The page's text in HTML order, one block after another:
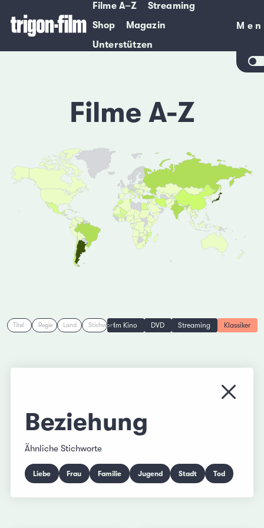
Filme A–Z
Streaming
Shop
Magazin
Unterstützen
Filme A-Z
Titel Regie Land StichwortIm Kino DVD Streaming Klassiker
Menü
Beziehung
Ähnliche Stichworte
Liebe Frau Familie Jugend Stadt Tod